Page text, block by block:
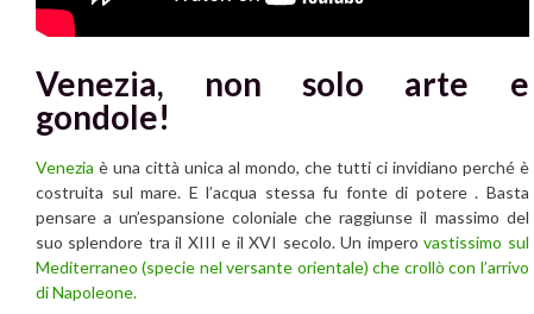
Venezia, non solo arte e
gondole!
Venezia è una città unica al mondo, che tutti ci invidiano perché è
costruita sul mare. E l’acqua stessa fu fonte di potere . Basta
pensare a un’espansione coloniale che raggiunse il massimo del
suo splendore tra il XIII e il XVI secolo. Un imperovastissimo sul
Mediterraneo (specie nel versante orientale) che crollò con l’arrivo
di Napoleone.